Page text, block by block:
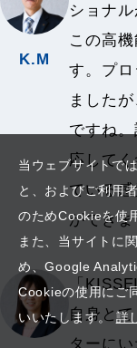
K.M
ショナ
この高
す。プ
ました
ですね
応して
でいる
ができ
「
自身と
ターに
当ウェブサイトで
と、およびご利用
のためCookieを使
また、当サイトに
め、Google
Cookieの使用にご
いいたします。詳